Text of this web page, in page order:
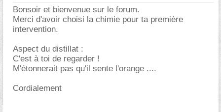
Bonsoir et bienvenue sur le forum.
Merci d'avoir choisi la chimie pour ta première
intervention.
Aspect du distillat :
C'est à toi de regarder !
M'étonnerait pas qu'il sente l'orange ....
Cordialement